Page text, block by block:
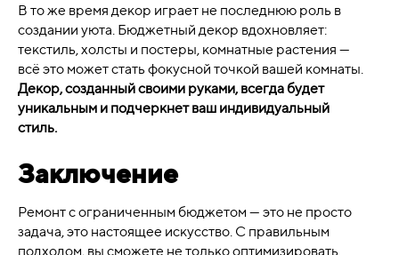
В то же время декор играет не последнюю роль в
создании уюта. Бюджетный декор вдохновляет:
текстиль, холсты и постеры, комнатные растения —
всё это может стать фокусной точкой вашей комнаты.
Декор, созданный своими руками, всегда будет
уникальным и подчеркнет ваш индивидуальный
стиль.
Заключение
Ремонт с ограниченным бюджетом — это не просто
задача, это настоящее искусство. С правильным
подходом, вы сможете не только оптимизировать